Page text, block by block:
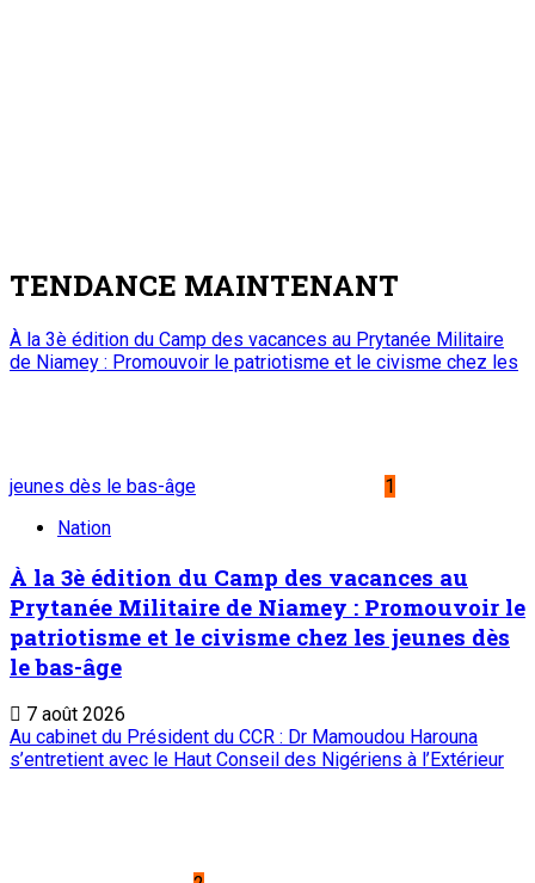
TENDANCE MAINTENANT
À la 3è édition du Camp des vacances au Prytanée Militaire
de Niamey : Promouvoir le patriotisme et le civisme chez les
jeunes dès le bas-âge
1
Nation
À la 3è édition du Camp des vacances au
Prytanée Militaire de Niamey : Promouvoir le
patriotisme et le civisme chez les jeunes dès
le bas-âge
7 août 2026
Au cabinet du Président du CCR : Dr Mamoudou Harouna
s’entretient avec le Haut Conseil des Nigériens à l’Extérieur